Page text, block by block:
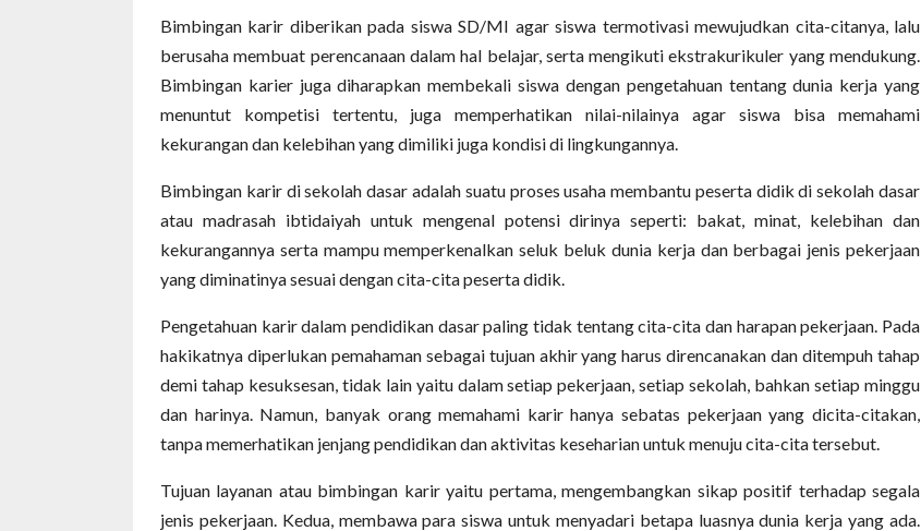
Bimbingan karir diberikan pada siswa SD/MI agar siswa termotivasi mewujudkan cita-citanya, lalu
berusaha membuat perencanaan dalam hal belajar, serta mengikuti ekstrakurikuler yang mendukung.
Bimbingan karier juga diharapkan membekali siswa dengan pengetahuan tentang dunia kerja yang
menuntut kompetisi tertentu, juga memperhatikan nilai-nilainya agar siswa bisa memahami
kekurangan dan kelebihan yang dimiliki juga kondisi di lingkungannya.
Bimbingan karir di sekolah dasar adalah suatu proses usaha membantu peserta didik di sekolah dasar
atau madrasah ibtidaiyah untuk mengenal potensi dirinya seperti: bakat, minat, kelebihan dan
kekurangannya serta mampu memperkenalkan seluk beluk dunia kerja dan berbagai jenis pekerjaan
yang diminatinya sesuai dengan cita-cita peserta didik.
Pengetahuan karir dalam pendidikan dasar paling tidak tentang cita-cita dan harapan pekerjaan. Pada
hakikatnya diperlukan pemahaman sebagai tujuan akhir yang harus direncanakan dan ditempuh tahap
demi tahap kesuksesan, tidak lain yaitu dalam setiap pekerjaan, setiap sekolah, bahkan setiap minggu
dan harinya. Namun, banyak orang memahami karir hanya sebatas pekerjaan yang dicita-citakan,
tanpa memerhatikan jenjang pendidikan dan aktivitas keseharian untuk menuju cita-cita tersebut.
Tujuan layanan atau bimbingan karir yaitu pertama, mengembangkan sikap positif terhadap segala
jenis pekerjaan. Kedua, membawa para siswa untuk menyadari betapa luasnya dunia kerja yang ada.